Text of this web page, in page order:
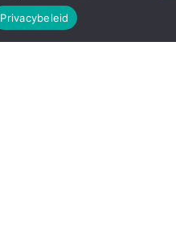
Privacybeleid